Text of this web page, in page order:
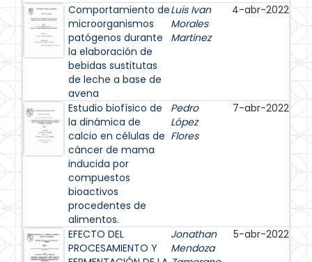
Comportamiento de
microorganismos
patógenos durante
la elaboración de
bebidas sustitutas
de leche a base de
avena
Luis Ivan
Morales
Martinez
4-abr-2022
Estudio biofísico de
la dinámica de
calcio en células de
cáncer de mama
inducida por
compuestos
bioactivos
procedentes de
alimentos.
Pedro
López
Flores
7-abr-2022
EFECTO DEL
PROCESAMIENTO Y
Jonathan
Mendoza
5-abr-2022